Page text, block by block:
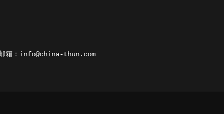
箱：info@china-thun.com